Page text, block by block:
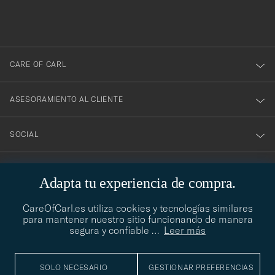
Adapta tu experiencia de compra.
CareOfCarl.es utiliza cookies y tecnologías similares
para mantener nuestro sitio funcionando de manera
segura y confiable … Leer más
SOLO NECESARIO GESTIONAR PREFERENCIAS
boletín!
CARE OF CARL
ASESORAMIENTO AL CLIENTE
SOCIAL
contact@careofcarl.com
ASESORAMIENTO DE ESTILO
estamos encantados de hacerlo